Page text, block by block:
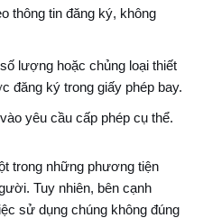
thông tin đăng ký, không
lượng hoặc chủng loại thiết
đăng ký trong giấy phép bay.
yêu cầu cấp phép cụ thể.
trong những phương tiện
Tuy nhiên, bên cạnh
sử dụng chúng không đúng